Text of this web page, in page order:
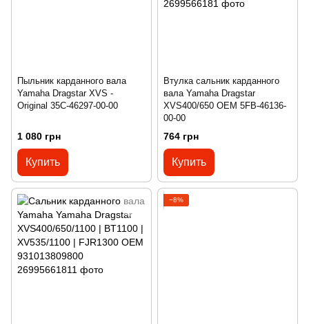
Пыльник карданного вала
Yamaha Dragstar XVS -
Original 35C-46297-00-00
1 080 грн
Купить
Втулка сальник карданного
вала Yamaha Dragstar
XVS400/650 OEM 5FB-46136-
00-00
764 грн
Купить
−8%